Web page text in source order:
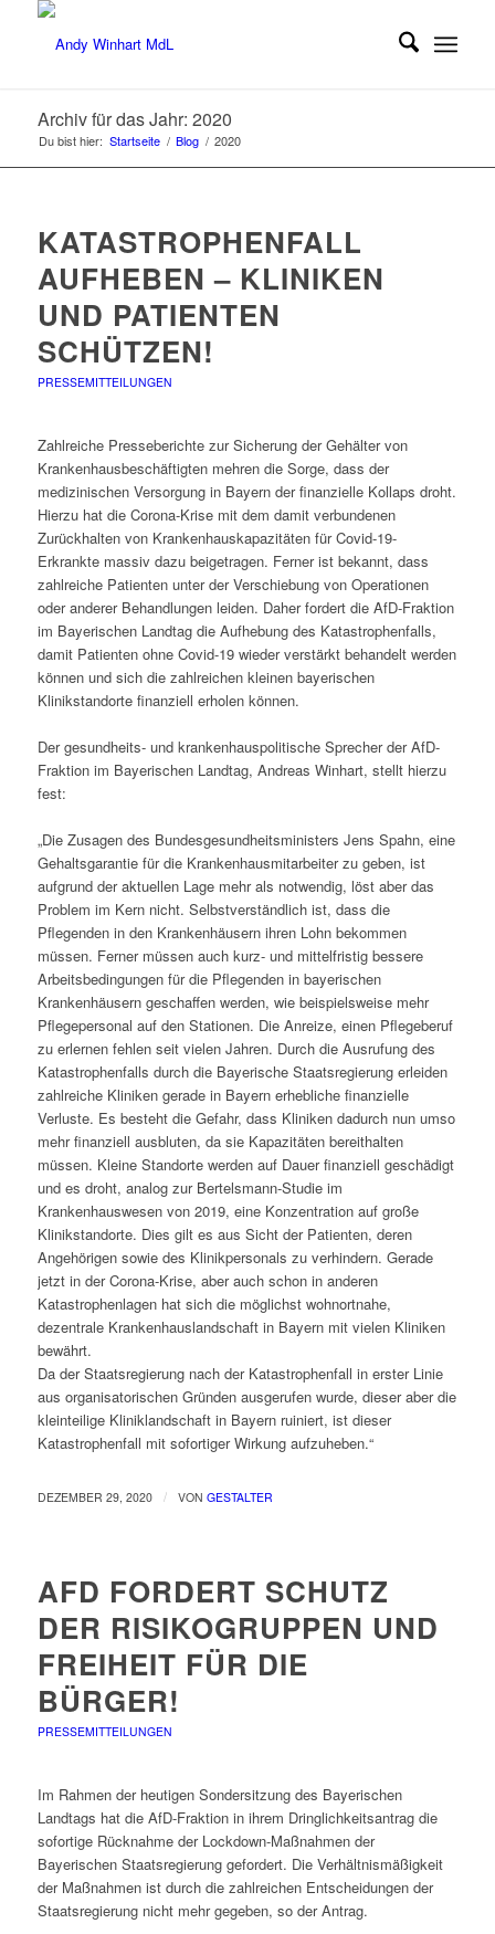
Archiv für das Jahr: 2020
Du bist hier: Startseite / Blog / 2020
KATASTROPHENFALL
AUFHEBEN – KLINIKEN
UND PATIENTEN
SCHÜTZEN!
PRESSEMITTEILUNGEN
Zahlreiche Presseberichte zur Sicherung der Gehälter von
Krankenhausbeschäftigten mehren die Sorge, dass der
medizinischen Versorgung in Bayern der finanzielle Kollaps droht.
Hierzu hat die Corona-Krise mit dem damit verbundenen
Zurückhalten von Krankenhauskapazitäten für Covid-19-
Erkrankte massiv dazu beigetragen. Ferner ist bekannt, dass
zahlreiche Patienten unter der Verschiebung von Operationen
oder anderer Behandlungen leiden. Daher fordert die AfD-Fraktion
im Bayerischen Landtag die Aufhebung des Katastrophenfalls,
damit Patienten ohne Covid-19 wieder verstärkt behandelt werden
können und sich die zahlreichen kleinen bayerischen
Klinikstandorte finanziell erholen können.
Der gesundheits- und krankenhauspolitische Sprecher der AfD-
Fraktion im Bayerischen Landtag, Andreas Winhart, stellt hierzu
fest:
„Die Zusagen des Bundesgesundheitsministers Jens Spahn, eine
Gehaltsgarantie für die Krankenhausmitarbeiter zu geben, ist
aufgrund der aktuellen Lage mehr als notwendig, löst aber das
Problem im Kern nicht. Selbstverständlich ist, dass die
Pflegenden in den Krankenhäusern ihren Lohn bekommen
müssen. Ferner müssen auch kurz- und mittelfristig bessere
Arbeitsbedingungen für die Pflegenden in bayerischen
Krankenhäusern geschaffen werden, wie beispielsweise mehr
Pflegepersonal auf den Stationen. Die Anreize, einen Pflegeberuf
zu erlernen fehlen seit vielen Jahren. Durch die Ausrufung des
Katastrophenfalls durch die Bayerische Staatsregierung erleiden
zahlreiche Kliniken gerade in Bayern erhebliche finanzielle
Verluste. Es besteht die Gefahr, dass Kliniken dadurch nun umso
mehr finanziell ausbluten, da sie Kapazitäten bereithalten
müssen. Kleine Standorte werden auf Dauer finanziell geschädigt
und es droht, analog zur Bertelsmann-Studie im
Krankenhauswesen von 2019, eine Konzentration auf große
Klinikstandorte. Dies gilt es aus Sicht der Patienten, deren
Angehörigen sowie des Klinikpersonals zu verhindern. Gerade
jetzt in der Corona-Krise, aber auch schon in anderen
Katastrophenlagen hat sich die möglichst wohnortnahe,
dezentrale Krankenhauslandschaft in Bayern mit vielen Kliniken
bewährt.
Da der Staatsregierung nach der Katastrophenfall in erster Linie
aus organisatorischen Gründen ausgerufen wurde, dieser aber die
kleinteilige Kliniklandschaft in Bayern ruiniert, ist dieser
Katastrophenfall mit sofortiger Wirkung aufzuheben.“
DEZEMBER 29, 2020 / VON GESTALTER
AFD FORDERT SCHUTZ
DER RISIKOGRUPPEN UND
FREIHEIT FÜR DIE
BÜRGER!
PRESSEMITTEILUNGEN
Im Rahmen der heutigen Sondersitzung des Bayerischen
Landtags hat die AfD-Fraktion in ihrem Dringlichkeitsantrag die
sofortige Rücknahme der Lockdown-Maßnahmen der
Bayerischen Staatsregierung gefordert. Die Verhältnismäßigkeit
der Maßnahmen ist durch die zahlreichen Entscheidungen der
Staatsregierung nicht mehr gegeben, so der Antrag.